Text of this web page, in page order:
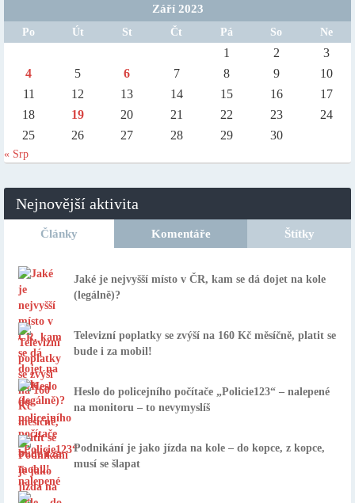
Září 2023
Po Út St Čt Pá So Ne
1 2
3
4
5 6 7 8 9
10
11
12 13 14 15 16
17
18
19 20 21 22 23
24
25
26 27 28 29 30
« Srp
Nejnovější aktivita
Články Komentáře Štítky
Jaké je nejvyšší místo v ČR, kam se dá dojet na kole
(legálně)?
Televizní poplatky se zvýší na 160 Kč měsíčně, platit se
bude i za mobil!
Heslo do policejního počítače „Policie123“ – nalepené
na monitoru – to nevymyslíš
Podnikání je jako jízda na kole – do kopce, z kopce,
musí se šlapat